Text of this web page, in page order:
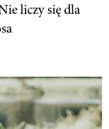
liczy się dla